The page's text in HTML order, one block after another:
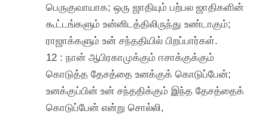
பெருகுவாயாக; ஒரு ஜாதியும் பற்பல ஜாதிகளின்
கூட்டங்களும் உன்னிடத்திலிருந்து உண்டாகும்;
ராஜாக்களும் உன் சந்ததியில் பிறப்பார்கள்.
12 : நான் ஆபிரகாமுக்கும் ஈசாக்குக்கும்
கொடுத்த தேசத்தை உனக்குக் கொடுப்பேன்;
உனக்குப்பின் உன் சந்ததிக்கும் இந்த தேசத்தைக்
கொடுப்பேன் என்று சொல்லி,